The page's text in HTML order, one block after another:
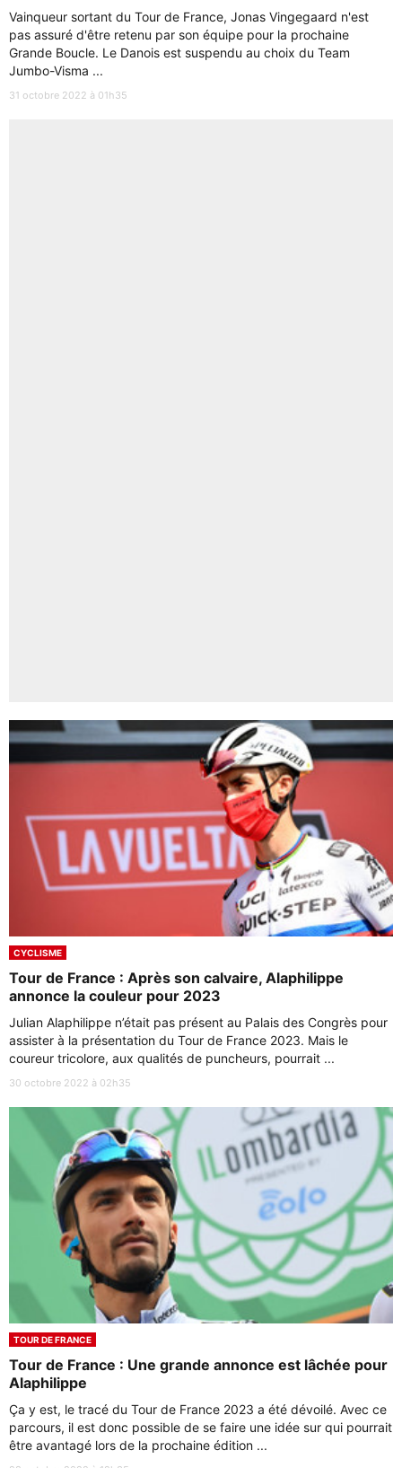
Vainqueur sortant du Tour de France, Jonas Vingegaard n'est
pas assuré d'être retenu par son équipe pour la prochaine
Grande Boucle. Le Danois est suspendu au choix du Team
Jumbo-Visma ...
31 octobre 2022 à 01h35
CYCLISME
Tour de France : Après son calvaire, Alaphilippe
annonce la couleur pour 2023
Julian Alaphilippe n’était pas présent au Palais des Congrès pour
assister à la présentation du Tour de France 2023. Mais le
coureur tricolore, aux qualités de puncheurs, pourrait ...
30 octobre 2022 à 02h35
TOUR DE FRANCE
Tour de France : Une grande annonce est lâchée pour
Alaphilippe
Ça y est, le tracé du Tour de France 2023 a été dévoilé. Avec ce
parcours, il est donc possible de se faire une idée sur qui pourrait
être avantagé lors de la prochaine édition ...